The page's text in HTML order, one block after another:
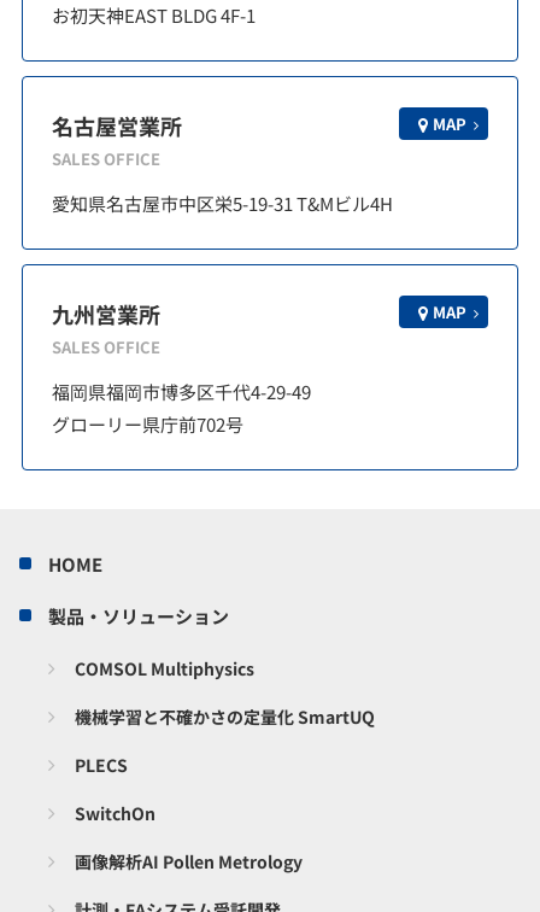
お初天神EAST BLDG 4F-1
名古屋営業所
SALES OFFICE
MAP
愛知県名古屋市中区栄5-19-31 T&Mビル4H
九州営業所
SALES OFFICE
MAP
福岡県福岡市博多区千代4-29-49
グローリー県庁前702号
HOME
製品・ソリューション
COMSOL Multiphysics
機械学習と不確かさの定量化 SmartUQ
PLECS
SwitchOn
画像解析AI Pollen Metrology